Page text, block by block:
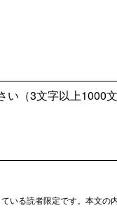
いる読者限定です。本文の